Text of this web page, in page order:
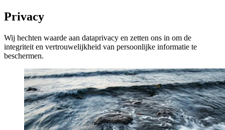
Privacy
Wij hechten waarde aan dataprivacy en zetten ons in om de
integriteit en vertrouwelijkheid van persoonlijke informatie te
beschermen.